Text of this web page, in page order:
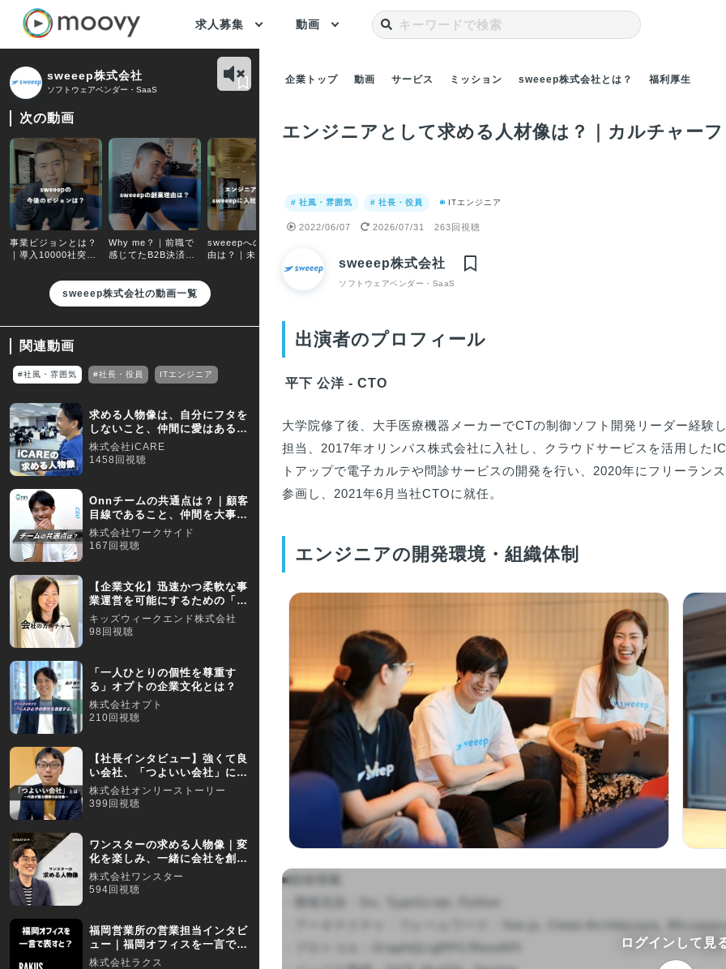
求人募集 動画
sweeep株式会社
ソフトウェアベンダー・SaaS
次の動画
事業ビジョンとは？
｜導入10000社突破
ームの価値向上を目
Why me？｜前職で
感じてたB2B決済に
ノロージーの力で解
決
sweeepへの入社理
由は？｜未経験から
スタートアップへエ
ケ
｜お客様の喜ぶ姿に
直に触れることでチ
ームに好循環が生ま
れる
特徴とは？｜
OCR×AI技術で、バ
ックオフィスDXに挑
む
sweeep株式会社の動画一覧
関連動画
#社風・雰囲気 #社長・役員 ITエンジニア
求める人物像は、自分にフタを
しないこと、仲間に愛はあるこ
と、家族に誇ること
株式会社iCARE
1458回視聴
Onnチームの共通点は？｜顧客
目線であること、仲間を大事に
できる組織です！
株式会社ワークサイド
167回視聴
【企業文化】迅速かつ柔軟な事
業運営を可能にするための「フ
ラットな組織」
キッズウィークエンド株式会社
98回視聴
「一人ひとりの個性を尊重す
る」オプトの企業文化とは？
株式会社オプト
210回視聴
【社長インタビュー】強くて良
い会社、「つよいい会社」に込
めた想いとは？
株式会社オンリーストーリー
399回視聴
ワンスターの求める人物像｜変
化を楽しみ、一緒に会社を創り
たいと考える方を募集！
株式会社ワンスター
594回視聴
福岡営業所の営業担当インタビ
ュー｜福岡オフィスを一言で表
すと？
株式会社ラクス
企業トップ 動画 サービス ミッション sweeep株式会社とは？ 福利厚生
エンジニアとして求める人材像は？｜カルチャー
# 社風・雰囲気 # 社長・役員 ITエンジニア
2022/06/07 2026/07/31 263回視聴
sweeep株式会社
ソフトウェアベンダー・SaaS
出演者のプロフィール
平下 公洋 - CTO
大学院修了後、大手医療機器メーカーでCTの制御ソフト開発リーダー経験
担当、2017年オリンパス株式会社に入社し、クラウドサービスを活用した
トアップで電子カルテや問診サービスの開発を行い、2020年にフリーラ
参画し、2021年6月当社CTOに就任。
エンジニアの開発環境・組織体制
■技術情報
・開発言語：Go, TypeScript, Python
・アーキテクチャ・フレームワーク：Vue.js, Clean Architecture,
・プロトコル：GraphQL/gRPC/RestAPI
ログインして見